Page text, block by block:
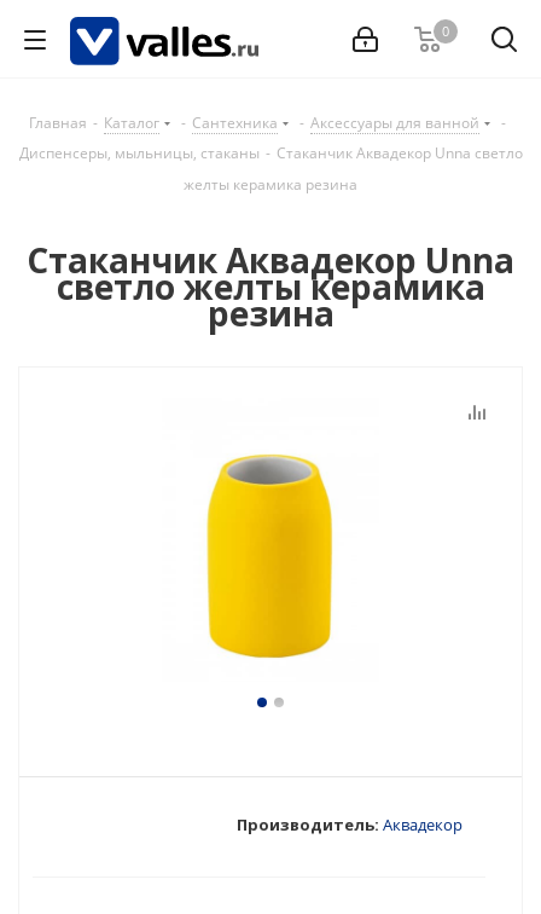
0
Главная - Каталог - Сантехника - Аксессуары для ванной
-
Диспенсеры, мыльницы, стаканы - Стаканчик Аквадекор Unna светло
желты керамика резина
Стаканчик Аквадекор Unna
светло желты керамика
резина
Производитель: Аквадекор